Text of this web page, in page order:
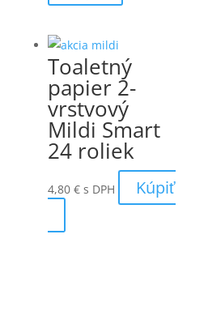
Toaletný
papier 2-
vrstvový
Mildi Smart
24 roliek
4,80 € s DPH Kúpiť